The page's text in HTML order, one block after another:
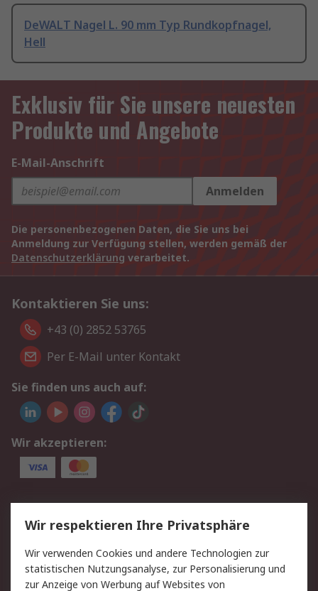
DeWALT Nagel L. 90 mm Typ Rundkopfnagel,
Hell
Exklusiv für Sie unsere neuesten
Produkte und Angebote
E-Mail-Anschrift
Anmelden
Die personenbezogenen Daten, die Sie uns bei
Anmeldung zur Verfügung stellen, werden gemäß der
Datenschutzerklärung verarbeitet.
Kontaktieren Sie uns:
+43 (0) 2852 53765
Per E-Mail unter Kontakt
Sie finden uns auch auf:
Wir akzeptieren:
Service
Value Added Services
Lieferlösungen
Rücksendung/Entsorgung Kontakt
Hilfe
Wir respektieren Ihre Privatsphäre
Wir verwenden Cookies und andere Technologien zur
statistischen Nutzungsanalyse, zur Personalisierung und
zur Anzeige von Werbung auf Websites von